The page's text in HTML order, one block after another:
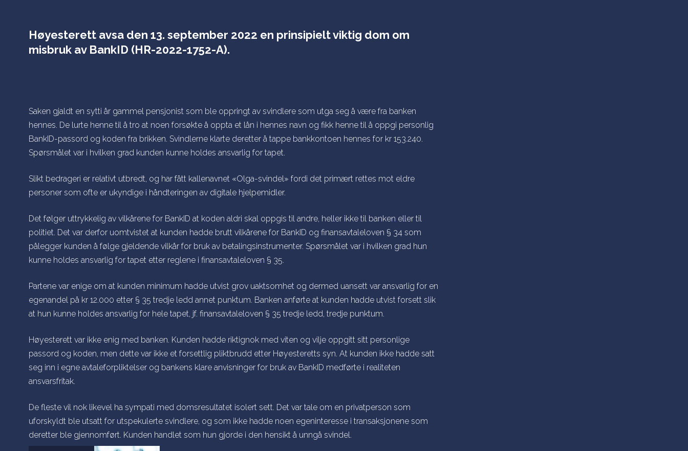
Høyesterett avsa den 13. september 2022 en prinsipielt viktig dom om
misbruk av BankID (HR-2022-1752-A).
Saken gjaldt en sytti år gammel pensjonist som ble oppringt av svindlere som utga seg å være fra banken
hennes. De lurte henne til å tro at noen forsøkte å oppta et lån i hennes navn og fikk henne til å oppgi personlig
BankID-passord og koden fra brikken. Svindlerne klarte deretter å tappe bankkontoen hennes for kr 153.240.
Spørsmålet var i hvilken grad kunden kunne holdes ansvarlig for tapet.
Slikt bedrageri er relativt utbredt, og har fått kallenavnet «Olga-svindel» fordi det primært rettes mot eldre
personer som ofte er ukyndige i håndteringen av digitale hjelpemidler.
Det følger uttrykkelig av vilkårene for BankID at koden aldri skal oppgis til andre, heller ikke til banken eller til
politiet. Det var derfor uomtvistet at kunden hadde brutt vilkårene for BankID og finansavtaleloven § 34 som
pålegger kunden å følge gjeldende vilkår for bruk av betalingsinstrumenter. Spørsmålet var i hvilken grad hun
kunne holdes ansvarlig for tapet etter reglene i finansavtaleloven § 35.
Partene var enige om at kunden minimum hadde utvist grov uaktsomhet og dermed uansett var ansvarlig for en
egenandel på kr 12.000 etter § 35 tredje ledd annet punktum. Banken anførte at kunden hadde utvist forsett slik
at hun kunne holdes ansvarlig for hele tapet, jf. finansavtaleloven § 35 tredje ledd, tredje punktum.
Høyesterett var ikke enig med banken. Kunden hadde riktignok med viten og vilje oppgitt sitt personlige
passord og koden, men dette var ikke et forsettlig pliktbrudd etter Høyesteretts syn. At kunden ikke hadde satt
seg inn i egne avtaleforpliktelser og bankens klare anvisninger for bruk av BankID medførte i realiteten
ansvarsfritak.
De fleste vil nok likevel ha sympati med domsresultatet isolert sett. Det var tale om en privatperson som
uforskyldt ble utsatt for utspekulerte svindlere, og som ikke hadde noen egeninteresse i transaksjonene som
deretter ble gjennomført. Kunden handlet som hun gjorde i den hensikt å unngå svindel.